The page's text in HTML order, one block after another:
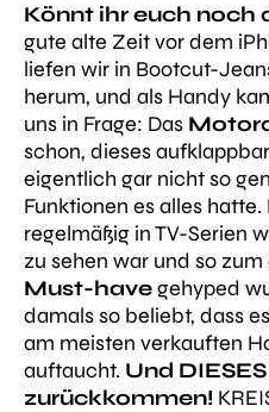
Könnt ihr euch noch
gute alte Zeitvordem
liefen wir in Bootcut-
herum, und als Handy
uns in Frage: Das
schon, dieses
eigentlich gar nicht so
Funktionen es alles hatte.
regelmäßig in TV-Serien
zu sehen war und so
Must-havegehyped
damals so beliebt, dass
am meisten verkauften
auftaucht. Und
zurückkommen!